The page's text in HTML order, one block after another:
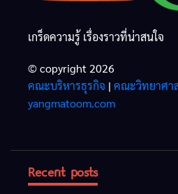
เกร็ดความรู้ เรื่องราวที่น่าสนใจ
© copyright 2026
คณะบริหารธุรกิจ | คณะวิทยาศา
yangmatoom.com
Recent posts